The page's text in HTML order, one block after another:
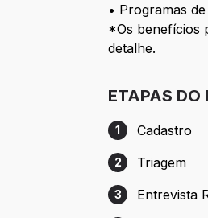
• Programas
*Os benefícios
detalhe.
ETAPAS DO
Etapa 1: Cadastro
1 Cadastro
Etapa 2: Triagem
2 Triagem
Etapa 3:
3 Entrevista